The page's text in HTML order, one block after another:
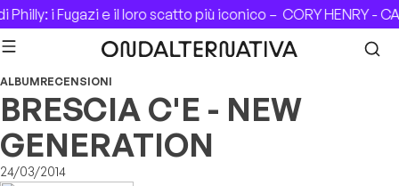
Skip to content
i Fugazi e il loro scatto più iconico –CORY HENRY -
ALBUMRECENSIONI
BRESCIA C'E - NEW
GENERATION
24/03/2014